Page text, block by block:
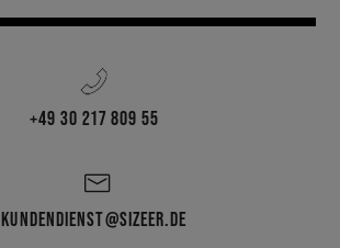
+49 30 217 809 55
KUNDENDIENST@SIZEER.DE